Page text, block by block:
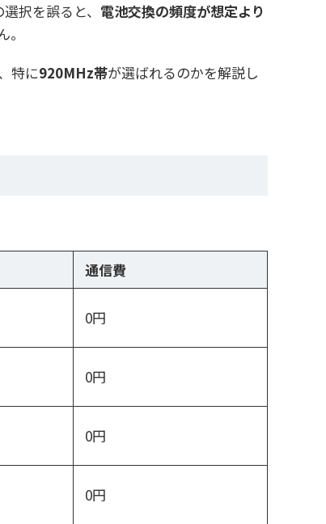
択を誤ると、 電池交換の頻度が想定より
特に920MHz帯が選ばれるのかを解説し
通信費
0円
0円
0円
0円